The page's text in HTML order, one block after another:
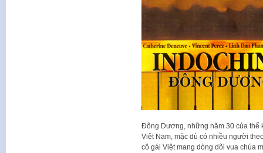
Đông Dương, những năm 30 của thế
Việt Nam, mặc dù có nhiều người
cô gái Việt mang dòng dõi vua chúa